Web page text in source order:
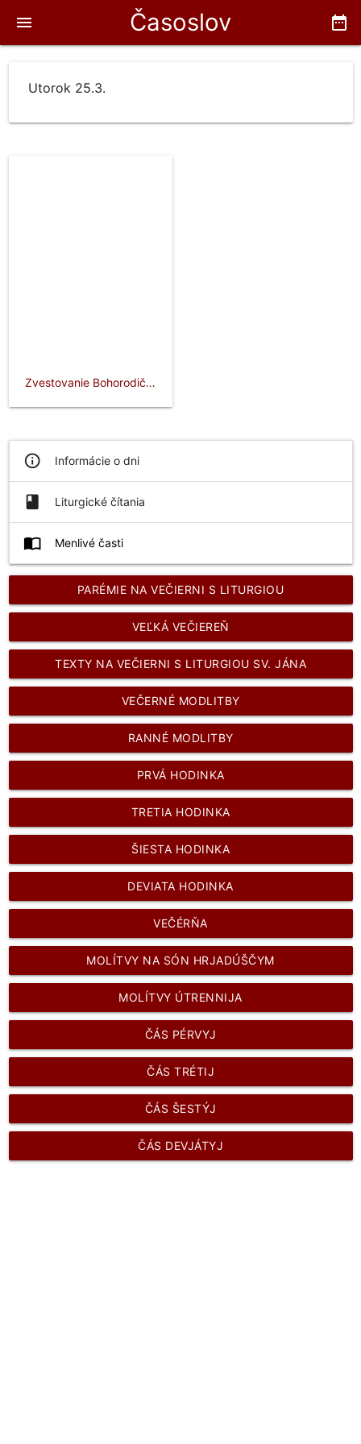
Časoslov date_range
menu
Utorok 25.3.
Zvestovanie Bohorodičke
info_outline Informácie o dni
book Liturgické čítania
import_contacts Menlivé časti
PARÉMIE NA VEČIERNI S LITURGIOU
VEĽKÁ VEČIEREŇ
TEXTY NA VEČIERNI S LITURGIOU SV. JÁNA
ZLATOÚSTEHO
VEČERNÉ MODLITBY
RANNÉ MODLITBY
PRVÁ HODINKA
TRETIA HODINKA
ŠIESTA HODINKA
DEVIATA HODINKA
VEČÉRŇA
MOLÍTVY NA SÓN HRJADÚŠČYM
MOLÍTVY ÚTRENNIJA
ČÁS PÉRVYJ
ČÁS TRÉTIJ
ČÁS ŠESTÝJ
ČÁS DEVJÁTYJ